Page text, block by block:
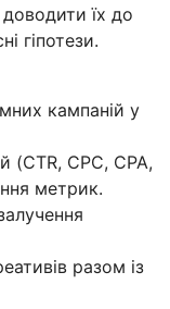
їх до
гіпотези.
кампаній у
(CTR, CPC, CPA,
метрик.
разом із